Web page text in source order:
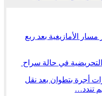
الأمازيغية بعد ربع
في حالة سراح
أجرة بتطوان بعد نقل
تندد…